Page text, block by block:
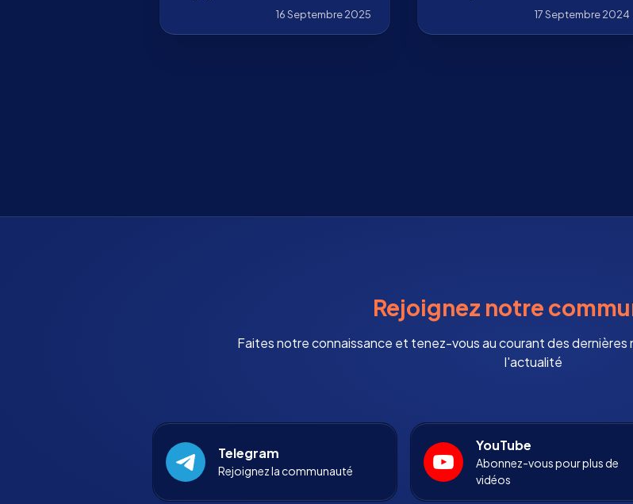
et de confiance institutionnelle.
16 Septembre 2025
27001:2022, décernée par le cabinet
d’audit Prescient Security.
17 Septembre 2024
Rejoignez notre
Faites notre connaissance et tenez-vous au courant des dernières
l'actualité
Telegram
Rejoignez la communauté
YouTube
Abonnez-vous pour plus de
vidéos